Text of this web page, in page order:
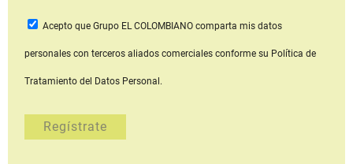
Acepto que Grupo EL COLOMBIANOcomparta mis datos
personales con terceros aliados comerciales conforme su Política de
Tratamiento del Datos Personal.